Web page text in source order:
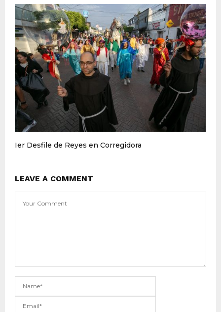
Ier Desfile de Reyes en Corregidora
LEAVE A COMMENT